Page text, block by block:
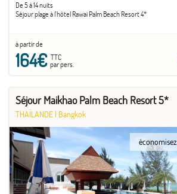
De 5 à 14 nuits
Séjour plage à l'hôtel Rawai Palm Beach Resort 4*
à partir de
164€TTC
par pers.
Séjour Maikhao Palm Beach Resort 5*
THAÏLANDE | Bangkok
économisez